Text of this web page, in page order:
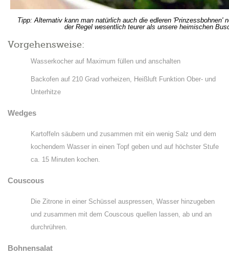
Tipp: Alternativ kann man natürlich auch die edleren 'Prinzessbohnen'
der Regel wesentlich teurer als unsere heimischen
Vorgehensweise:
Wasserkocher auf Maximum füllen und anschalten
Backofen auf 210 Grad vorheizen, Heißluft Funktion Ober- und
Unterhitze
Wedges
Kartoffeln säubern und zusammen mit ein wenig Salz und dem
kochendem Wasser in einen Topf geben und auf höchster Stufe
ca. 15 Minuten kochen.
Couscous
Die Zitrone in einer Schüssel auspressen, Wasser hinzugeben
und zusammen mit dem Couscous quellen lassen, ab und an
durchrühren.
Bohnensalat